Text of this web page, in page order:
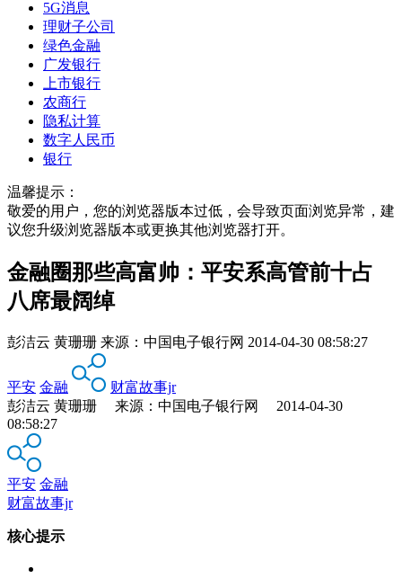
5G消息
理财子公司
绿色金融
广发银行
上市银行
农商行
隐私计算
数字人民币
银行
温馨提示：
敬爱的用户，您的浏览器版本过低，会导致页面浏览异常，建
议您升级浏览器版本或更换其他浏览器打开。
金融圈那些高富帅：平安系高管前十占
八席最阔绰
彭洁云 黄珊珊 来源： 中国电子银行网 2014-04-30 08:58:27
平安 金融
财富故事jr
彭洁云 黄珊珊 来源：中国电子银行网 2014-04-30
08:58:27
平安 金融
财富故事jr
核心提示